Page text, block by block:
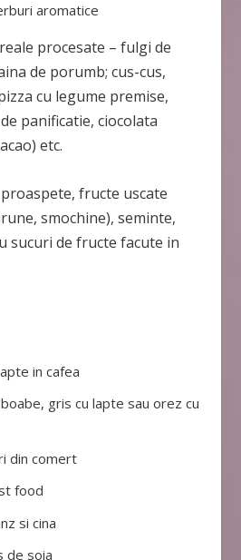
aromatice
procesate – fulgi de
de porumb; cus-cus,
cu legume premise,
panificatie, ciocolata
etc.
fructe uscate
smochine), seminte,
sucuri de fructe facute in
in cafea
gris cu lapte sau orez cu
din comert
food
si cina
de soia